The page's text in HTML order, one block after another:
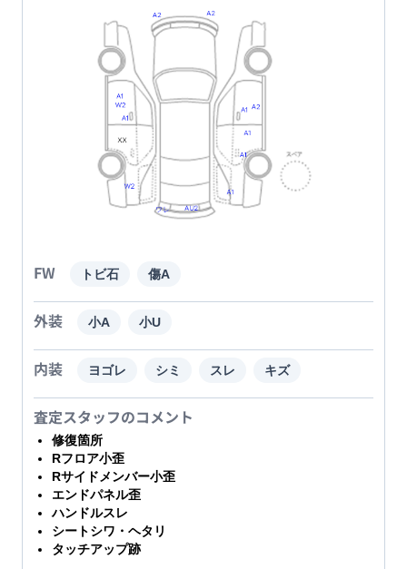
FW トビ石 傷A
外装 小A 小U
内装 ヨゴレ シミ スレ キズ
査定スタッフのコメント
修復箇所
Rフロア小歪
Rサイドメンバー小歪
エンドパネル歪
ハンドルスレ
シートシワ・ヘタリ
タッチアップ跡